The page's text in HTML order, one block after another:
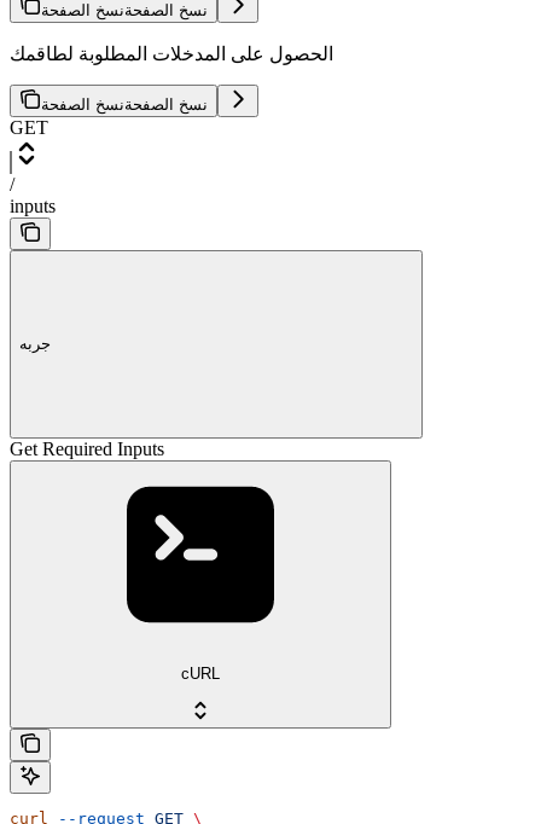
نسخ الصفحةنسخ الصفحة
الحصول على المدخلات المطلوبة لطاقمك
نسخ الصفحةنسخ الصفحة
GET
/
inputs
جربه
Get Required Inputs
cURL
curl --request GET \